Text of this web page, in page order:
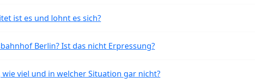
ist es und lohnt es sich?
Berlin? Ist das nicht Erpressung?
viel und in welcher Situation gar nicht?